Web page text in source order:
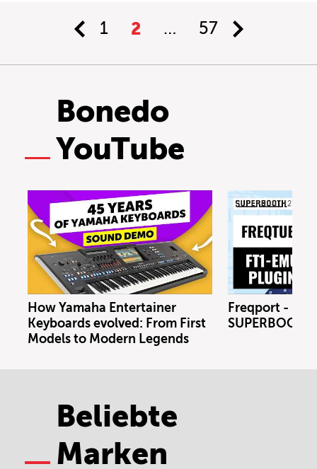
1 2 … 57
Bonedo
YouTube
How Yamaha Entertainer
Keyboards evolved: From First
Models to Modern Legends
Freqport -
Beliebte
Marken